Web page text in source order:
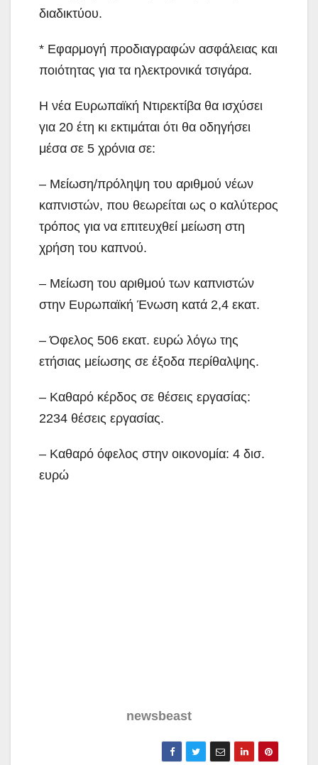
διαδικτύου.
* Εφαρμογή προδιαγραφών ασφάλειας και
ποιότητας για τα ηλεκτρονικά τσιγάρα.
Η νέα Ευρωπαϊκή Ντιρεκτίβα θα ισχύσει
για 20 έτη κι εκτιμάται ότι θα οδηγήσει
μέσα σε 5 χρόνια σε:
– Μείωση/πρόληψη του αριθμού νέων
καπνιστών, που θεωρείται ως ο καλύτερος
τρόπος για να επιτευχθεί μείωση στη
χρήση του καπνού.
– Μείωση του αριθμού των καπνιστών
στην Ευρωπαϊκή Ένωση κατά 2,4 εκατ.
– Όφελος 506 εκατ. ευρώ λόγω της
ετήσιας μείωσης σε έξοδα περίθαλψης.
– Καθαρό κέρδος σε θέσεις εργασίας:
2234 θέσεις εργασίας.
– Καθαρό όφελος στην οικονομία: 4 δισ.
ευρώ
newsbeast